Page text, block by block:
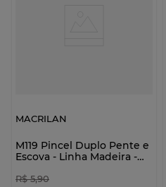
MACRILAN
M119 Pincel Duplo Pente e
Escova - Linha Madeira -
R$ 5,90